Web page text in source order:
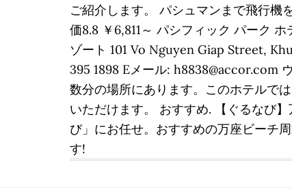
ご紹介します。 パシュマンまで飛行機
価8.8 ￥6,811～ パシフィック パーク
ゾート 101 Vo Nguyen Giap Street,
395 1898 Eメール: h8838@accor.com
数分の場所にあります。このホテルで
いただけます。 おすすめ. 【ぐるなび
び」にお任せ。おすすめの万座ビーチ
す!